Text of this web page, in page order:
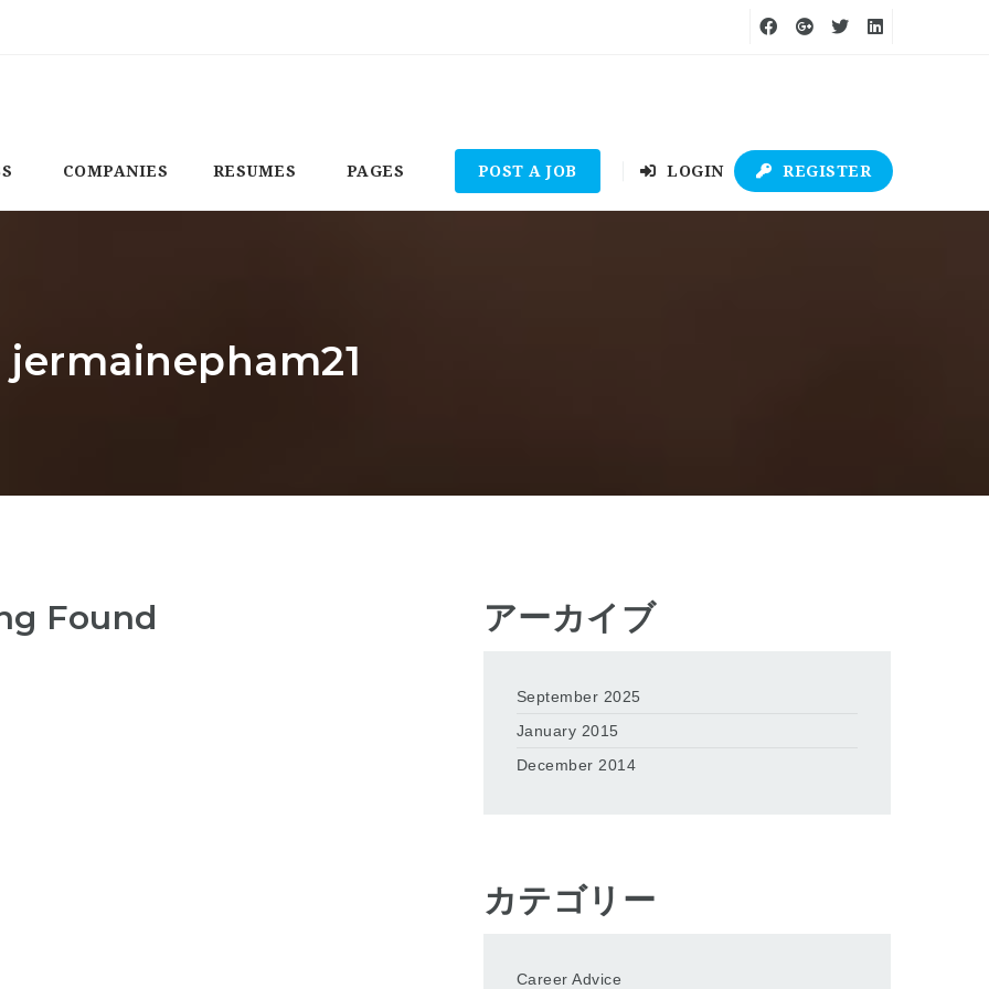
COMPANIES RESUMES PAGES POST A JOB LOGIN REGISTER
Found アーカイブ
September 2025
January 2015
December 2014
カテゴリー
Career Advice